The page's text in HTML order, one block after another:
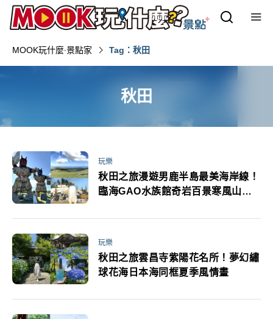
MOOK玩什麼‧景點家 Tag：秋田
秋田
玩樂
秋田之旅漫遊男鹿半島最美海岸線！
臨海GAO水族館奇岩百景寒風山無
玩樂
秋田之旅雲昌寺紫陽花名所！夢幻繡
球花海日本海同框夏季風情畫